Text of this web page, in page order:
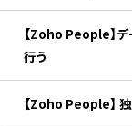
【Zoho People】
行う
【Zoho People】